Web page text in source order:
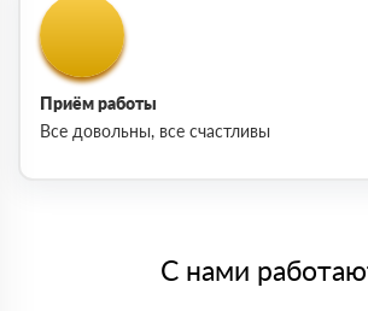
Приём работы
Все довольны, все счастливы
С нами